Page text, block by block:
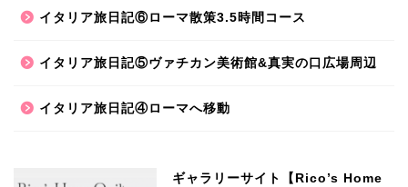
イタリア旅日記⑥ローマ散策3.5時間コース
イタリア旅日記⑤ヴァチカン美術館&真実の口広場周辺
イタリア旅日記④ローマへ移動
ギャラリーサイト【Rico’s Home